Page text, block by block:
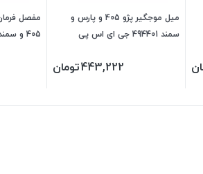
میل موجگیر پژو 405 و پارس و
سمند 494401 جی ای اس پی
443,222تومان
مفصل
405 و